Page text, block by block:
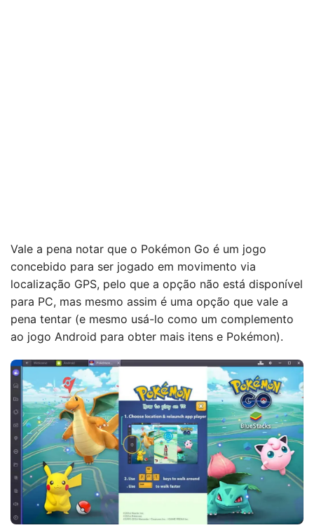
Vale a pena notar que o Pokémon Go é um jogo
concebido para ser jogado em movimento via
localização GPS, pelo que a opção não está disponível
para PC, mas mesmo assim é uma opção que vale a
pena tentar (e mesmo usá-lo como um complemento
ao jogo Android para obter mais itens e Pokémon).